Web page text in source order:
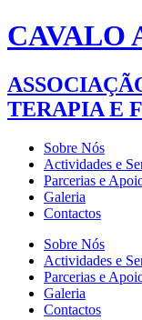
CAVALO
TERAPIA E
Sobre Nós
Actividades e
Parcerias e
Galeria
Contactos
Sobre Nós
Actividades e
Parcerias e
Galeria
Contactos